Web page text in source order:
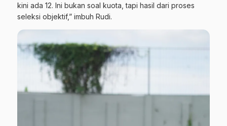
kini ada 12. Ini bukan soal kuota, tapi hasil dari proses
seleksi objektif,” imbuh Rudi.